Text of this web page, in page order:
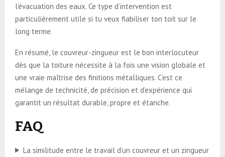
l’évacuation des eaux. Ce type d’intervention est
particulièrement utile si tu veux fiabiliser ton toit sur le
long terme.
En résumé, le couvreur-zingueur est le bon interlocuteur
dès que la toiture nécessite à la fois une vision globale et
une vraie maîtrise des finitions métalliques. C’est ce
mélange de technicité, de précision et d’expérience qui
garantit un résultat durable, propre et étanche.
FAQ
La similitude entre le travail d’un couvreur et un zingueur